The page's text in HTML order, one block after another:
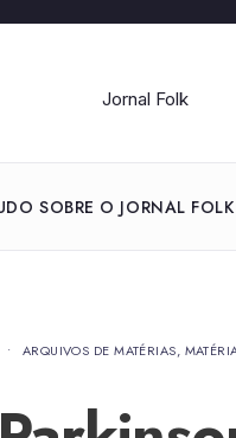
SOBRE O JORNAL FOLK
• ARQUIVOS DE MATÉRIAS,